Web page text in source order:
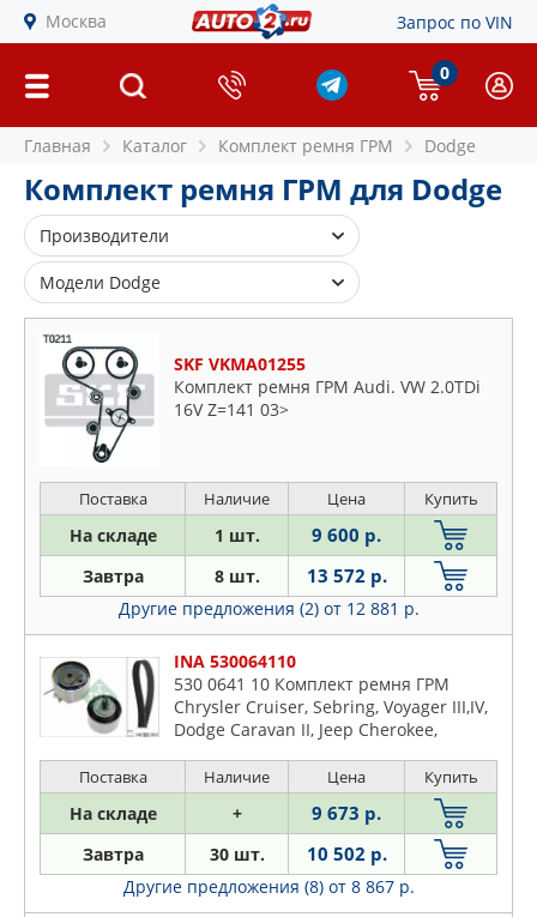
Москва Запрос по VIN
0
Главная Каталог Комплект ремня ГРМ Dodge
Комплект ремня ГРМ для Dodge
Производители
BOSCH
DAYCO
GATES
HEPU
INA
LYNXAUTO
Модели Dodge
Atos
Attitude
Avenger
Caliber
Caravan
Dart
I
Journey
Neon
SKF VKMA01255
Комплект ремня ГРМ Audi. VW 2.0TDi
16V Z=141 03>
Поставка Наличие Цена Купить
На складе 1 шт. 9 600 р.
Завтра 8 шт. 13 572 р.
Другие предложения (2) от 12 881 р.
INA 530064110
530 0641 10 Комплект ремня ГРМ
Chrysler Cruiser, Sebring, Voyager III,IV,
Dodge Caravan II, Jeep Cherokee,
Поставка Наличие Цена Купить
На складе + 9 673 р.
Завтра 30 шт. 10 502 р.
Другие предложения (8) от 8 867 р.